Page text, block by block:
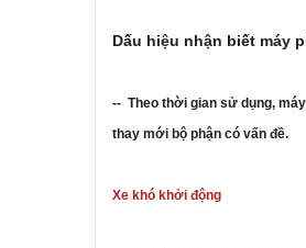
Dấu hiệu nhận biết máy
-- Theo thời gian sử dụng,
thay mới bộ phận có vấn đề.
Xe khó khởi động